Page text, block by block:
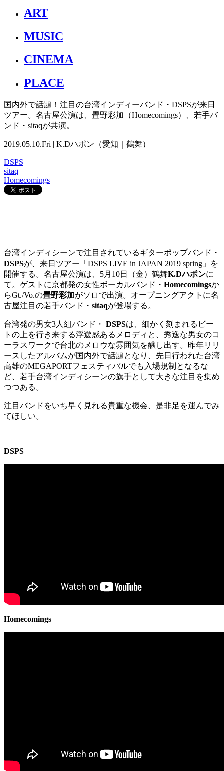
ART
MUSIC
CINEMA
PLACE
国内外で話題！注目の台湾インディーバンド・DSPSが来日
ツアー。名古屋公演は、畳野彩加（Homecomings）、若手バ
ンド・sitaqが共演。
2019.05.10.Fri | K.Dハポン（愛知｜鶴舞）
DSPS
sitaq
Homecomings
台湾インディシーンで注目されているギターポップバンド・
DSPSが、来日ツアー「 DSPS LIVE in JAPAN 2019 spring 」を
開催する。名古屋公演は、 5月 10日（金）鶴舞K.Dハポンに
て。ゲストに京都発の女性ボーカルバンド・ Homecomingsか
らGt./Vo.の畳野彩加がソロで出演。オープニングアクトに名
古屋注目の若手バンド・ sitaqが登場する。
台湾発の男女3人組バンド・ DSPSは、細かく刻まれるビー
トの上を行き来する浮遊感あるメロディと、秀逸な男女のコ
ーラスワークで台北のメロウな雰囲気を醸し出す。昨年リリ
ースしたアルバムが国内外で話題となり、先日行われた台湾
高雄のMEGAPORTフェスティバルでも入場規制となるな
ど、若手台湾インディシーンの旗手として大きな注目を集め
つつある。
注目バンドをいち早く見れる貴重な機会、是非足を運んでみ
てほしい。
DSPS
Homecomings